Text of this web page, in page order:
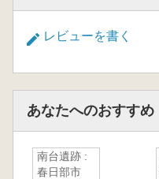
レビューを書く
あなたへのおすすめ
南台遺跡 :
春日部市